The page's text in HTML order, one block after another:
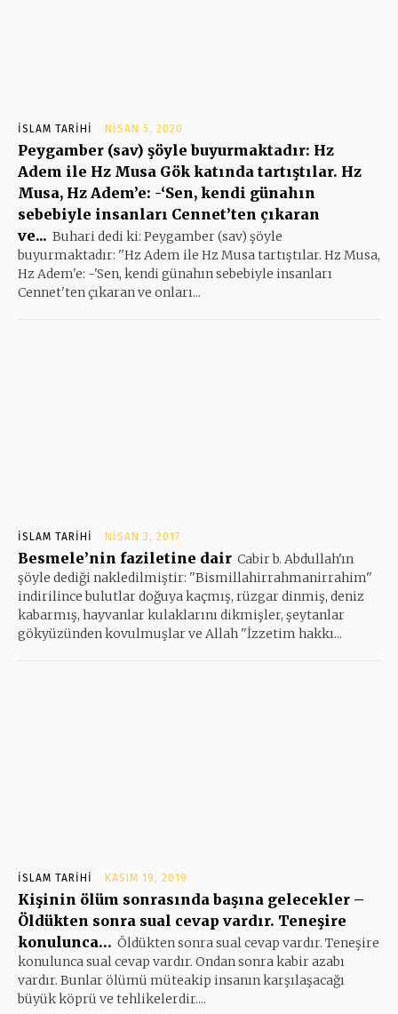
İSLAM TARIHI NISAN 5, 2020
Peygamber (sav) şöyle buyurmaktadır: Hz
Adem ile Hz Musa Gök katında tartıştılar. Hz
Musa, Hz Adem’e: -‘Sen, kendi günahın
sebebiyle insanları Cennet’ten çıkaran
ve... Buhari dedi ki: Peygamber (sav) şöyle
buyurmaktadır: ''Hz Adem ile Hz Musa tartıştılar. Hz Musa,
Hz Adem'e: -'Sen, kendi günahın sebebiyle insanları
Cennet'ten çıkaran ve onları...
İSLAM TARIHI NISAN 3, 2017
Besmele’nin faziletine dair Cabir b. Abdullah'ın
şöyle dediği nakledilmiştir: ''Bismillahirrahmanirrahim''
indirilince bulutlar doğuya kaçmış, rüzgar dinmiş, deniz
kabarmış, hayvanlar kulaklarını dikmişler, şeytanlar
gökyüzünden kovulmuşlar ve Allah ''İzzetim hakkı...
İSLAM TARIHI KASIM 19, 2019
Kişinin ölüm sonrasında başına gelecekler –
Öldükten sonra sual cevap vardır. Teneşire
konulunca… Öldükten sonra sual cevap vardır. Teneşire
konulunca sual cevap vardır. Ondan sonra kabir azabı
vardır. Bunlar ölümü müteakip insanın karşılaşacağı
büyük köprü ve tehlikelerdir....